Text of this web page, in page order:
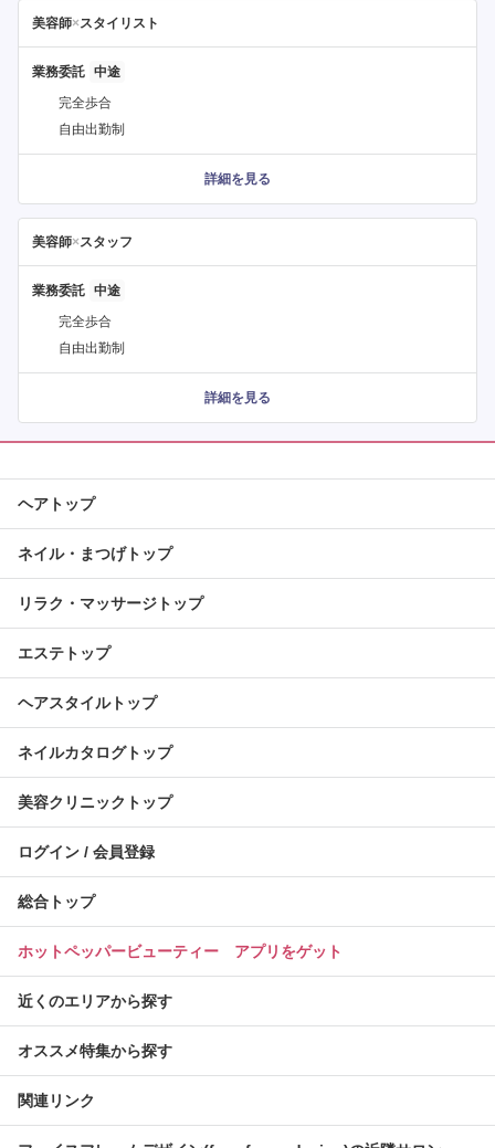
美容師×スタイリスト
業務委託
完全歩合
自由出勤制
詳細を見る
美容師×スタッフ
業務委託
完全歩合
自由出勤制
詳細を見る
ヘアトップ
ネイル・まつげトップ
リラク・マッサージトップ
エステトップ
ヘアスタイルトップ
ネイルカタログトップ
美容クリニックトップ
ログイン / 会員登録
総合トップ
ホットペッパービューティー アプリをゲット
近くのエリアから探す
オススメ特集から探す
関連リンク